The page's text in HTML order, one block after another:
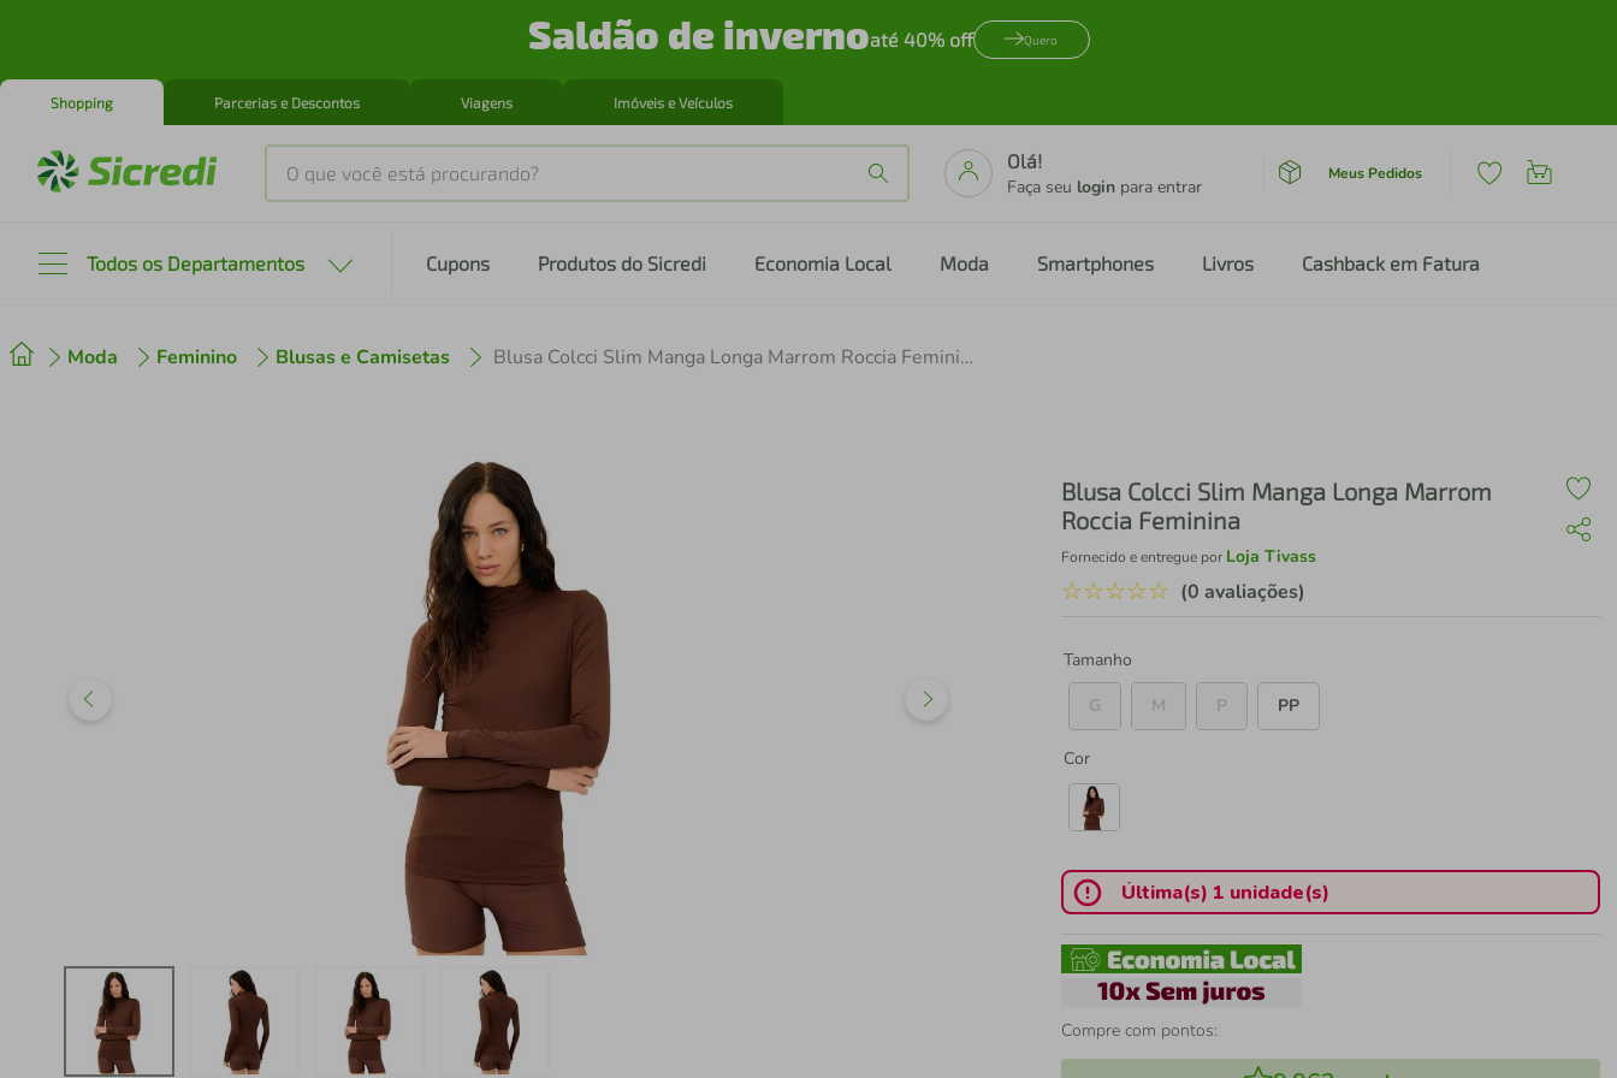
Saldão de invernoaté 40% off Quero
Shopping Parcerias e Descontos Viagens Imóveis e Veículos
O que você está procurando?
Olá!
Faça seu login para entrar
Meus Pedidos
Todos os Departamentos Cupons Produtos do Sicredi Economia Local Moda Smartphones Livros Cashback em Fatura
Moda Feminino Blusas e Camisetas Blusa Colcci Slim Manga Longa Marrom Roccia Feminina
Blusa Colcci Slim Manga Longa Marrom
Roccia Feminina
Fornecido e entregue por Loja Tivass
☆☆☆☆☆ (0 avaliações)
Tamanho
G
M P PP
Cor
Última(s) 1 unidade(s)
Compre com pontos:
2 cafeteira